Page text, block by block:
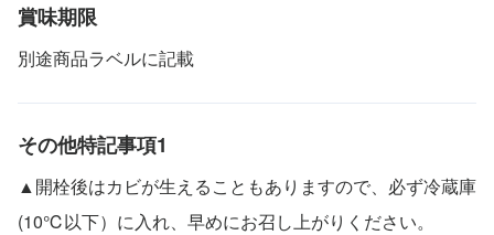
賞味期限
別途商品ラベルに記載
その他特記事項1
▲開栓後はカビが生えることもありますので、必ず冷蔵庫
(10℃以下）に入れ、早めにお召し上がりください。